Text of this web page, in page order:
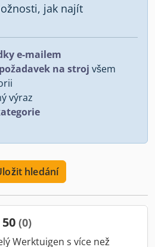
jak najít
e-mailem
na stroj všem
výraz
hledání
(0)
Werktuigen s více než